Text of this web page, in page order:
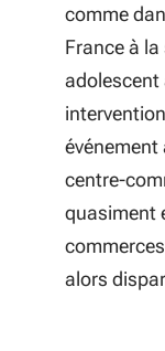
comme
France à la
adolescent
centre-
quasiment
alors